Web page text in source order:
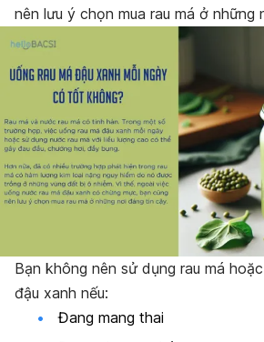
nên lưu ý chọn mua rau má ở những
Bạn không nên sử dụng rau má
đậu xanh nếu:
Đang mang thai